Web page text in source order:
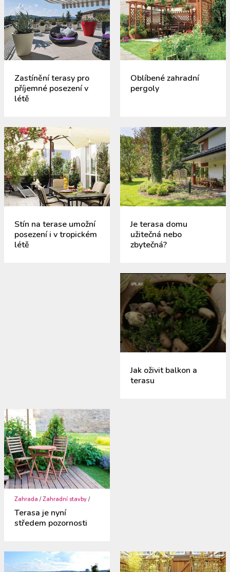
Zastínění terasy pro
příjemné posezení v
létě
Oblíbené zahradní
pergoly
Stín na terase umožní
posezení i v tropickém
létě
Je terasa domu
užitečná nebo
zbytečná?
Jak oživit balkon a
terasu
Zahrada /Zahradní stavby /
Terasa je nyní
středem pozornosti